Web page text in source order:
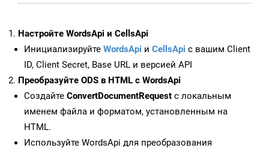
Настройте WordsApi и CellsApi
Инициализируйте WordsApi и CellsApi с вашим Client
ID, Client Secret, Base URL и версией API
Преобразуйте ODS в HTML с WordsApi
Создайте ConvertDocumentRequest с локальным
именем файла и форматом, установленным на
HTML.
Используйте WordsApi для преобразования